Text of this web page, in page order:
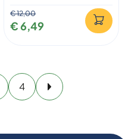
€ 12,00
€ 6,49
4 Avanti